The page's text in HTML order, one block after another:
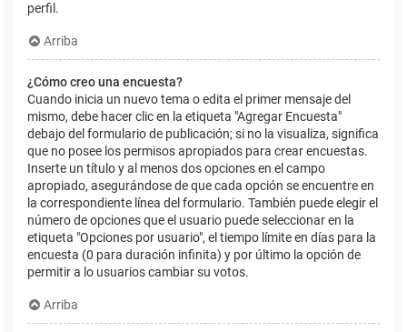
perfil.
Arriba
¿Cómo creo una encuesta?
Cuando inicia un nuevo tema o edita el primer mensaje del
mismo, debe hacer clic en la etiqueta "Agregar Encuesta"
debajo del formulario de publicación; si no la visualiza, significa
que no posee los permisos apropiados para crear encuestas.
Inserte un título y al menos dos opciones en el campo
apropiado, asegurándose de que cada opción se encuentre en
la correspondiente línea del formulario. También puede elegir el
número de opciones que el usuario puede seleccionar en la
etiqueta "Opciones por usuario", el tiempo límite en días para la
encuesta (0 para duración infinita) y por último la opción de
permitir a lo usuarios cambiar su votos.
Arriba